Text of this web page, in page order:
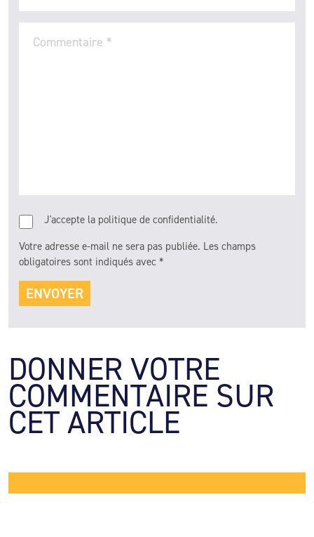
Votre adresse e-mail ne sera pas publiée. Les champs
obligatoires sont indiqués avec *
Commentaire *
J'accepte la politique de confidentialité.
DONNER VOTRE
COMMENTAIRE SUR
CET ARTICLE